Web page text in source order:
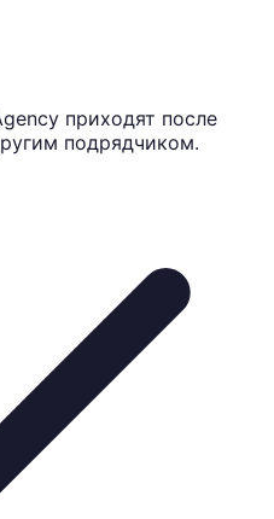
приходят после
подрядчиком.